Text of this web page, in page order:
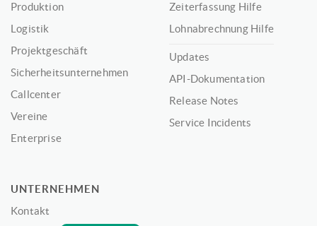
Produktion
Logistik
Projektgeschäft
Sicherheitsunternehmen
Callcenter
Vereine
Enterprise
Zeiterfassung Hilfe
Lohnabrechnung Hilfe
Updates
API-Dokumentation
Release Notes
Service Incidents
UNTERNEHMEN
Kontakt